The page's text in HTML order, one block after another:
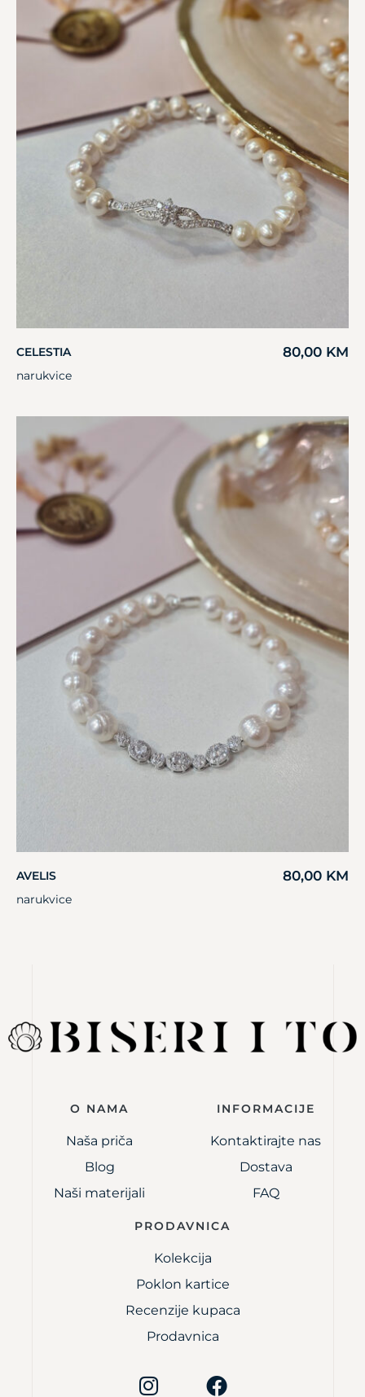
CELESTIA 80,00 KM
narukvice
AVELIS 80,00 KM
narukvice
O NAMA
Naša priča
Blog
Naši materijali
INFORMACIJE
Kontaktirajte nas
Dostava
FAQ
PRODAVNICA
Kolekcija
Poklon kartice
Recenzije kupaca
Prodavnica